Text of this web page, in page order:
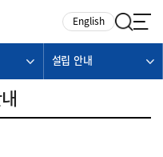
English
설립 안내